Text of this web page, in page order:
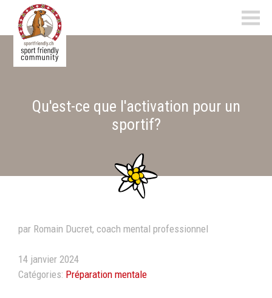
Qu'est-ce que l'activation pour un
sportif?
Catégories: Préparation mentale
14 janvier 2024
par Romain Ducret, coach mental professionnel